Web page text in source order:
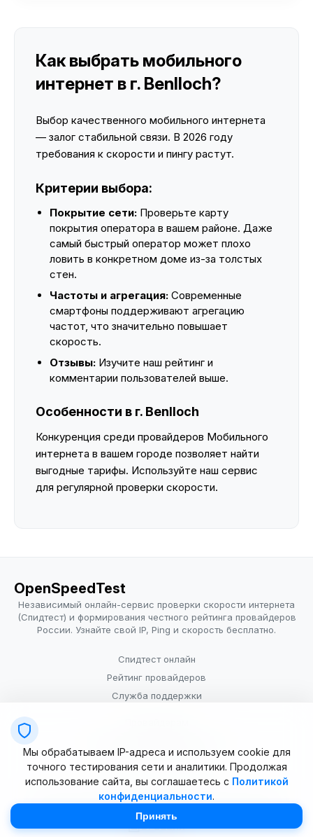
Как выбрать мобильного
интернет в г. Benlloch?
Выбор качественного мобильного интернета
— залог стабильной связи. В 2026 году
требования к скорости и пингу растут.
Критерии выбора:
Покрытие сети: Проверьте карту
покрытия оператора в вашем районе. Даже
самый быстрый оператор может плохо
ловить в конкретном доме из-за толстых
стен.
Частоты и агрегация: Современные
смартфоны поддерживают агрегацию
частот, что значительно повышает
скорость.
Отзывы: Изучите наш рейтинг и
комментарии пользователей выше.
Особенности в г. Benlloch
Конкуренция среди провайдеров Мобильного
интернета в вашем городе позволяет найти
выгодные тарифы. Используйте наш сервис
для регулярной проверки скорости.
OpenSpeedTest
Независимый онлайн-сервис проверки скорости интернета
(Спидтест) и формирования честного рейтинга провайдеров
России. Узнайте свой IP, Ping и скорость бесплатно.
Спидтест онлайн
Рейтинг провайдеров
Служба поддержки
Условия использования
© 2025–2026 OpenSpeedTest (ИП Долматова В.В.). Все права
Мы обрабатываем IP-адреса и используем cookie для
точного тестирования сети и аналитики. Продолжая
использование сайта, вы соглашаетесь с Политикой
конфиденциальности.
Принять